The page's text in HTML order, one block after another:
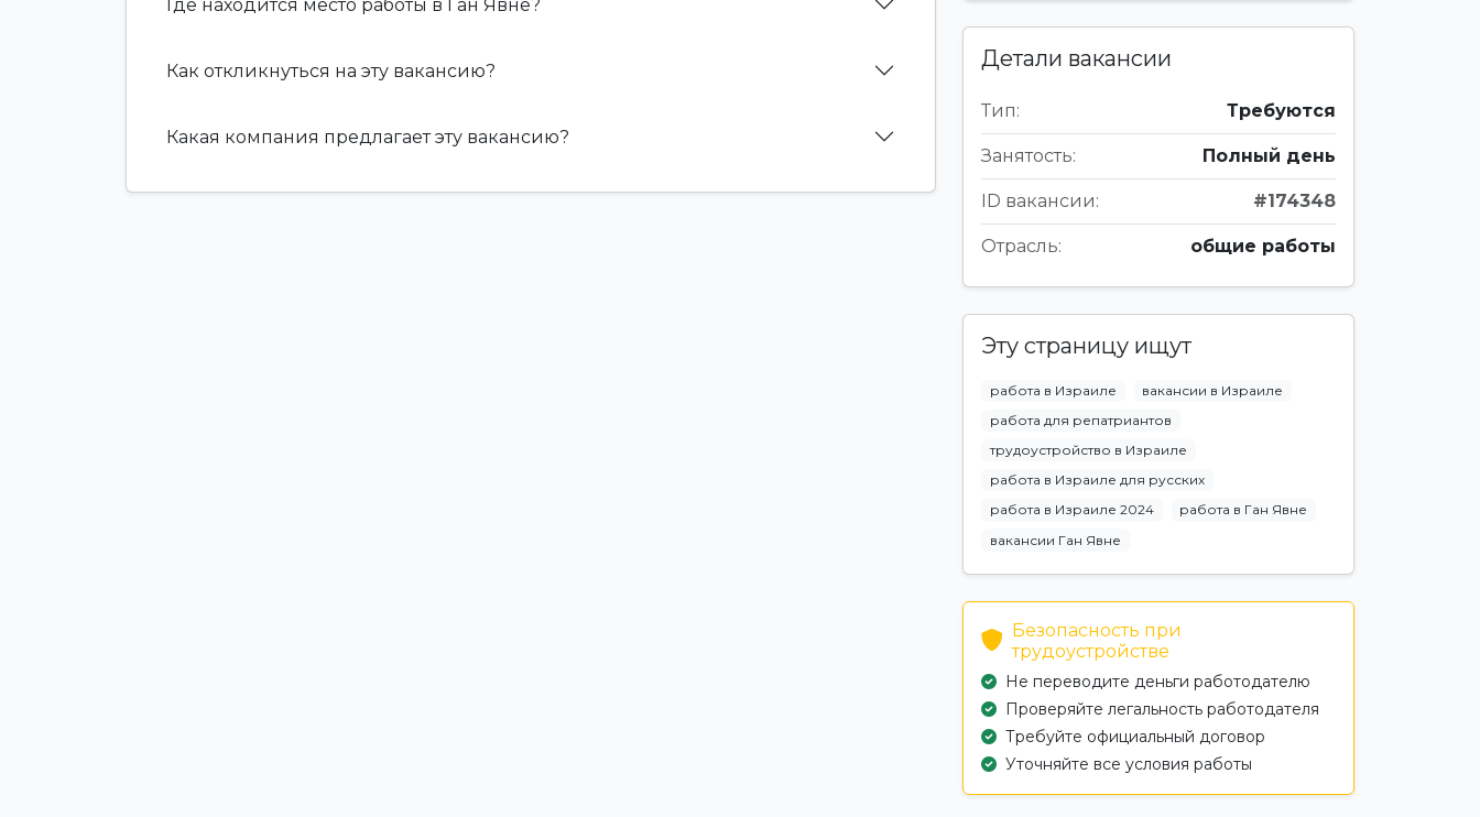
Где находится место работы в Ган Явне?
Как откликнуться на эту вакансию?
Какая компания предлагает эту вакансию?
Детали вакансии
Тип: Требуются
Занятость: Полный день
ID вакансии: #174348
Отрасль: общие работы
Эту страницу ищут
работа в Израиле
вакансии в Израиле
работа для репатриантов
трудоустройство в Израиле
работа в Израиле для русских
работа в Израиле 2024
работа в Ган Явне
вакансии Ган Явне
Безопасность при
трудоустройстве
Не переводите деньги работодателю
Проверяйте легальность работодателя
Требуйте официальный договор
Уточняйте все условия работы